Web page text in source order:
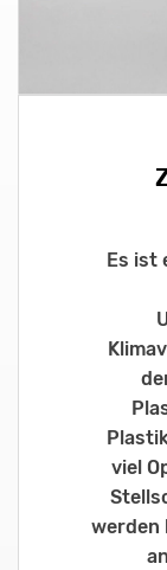
Es ist
viel
werden